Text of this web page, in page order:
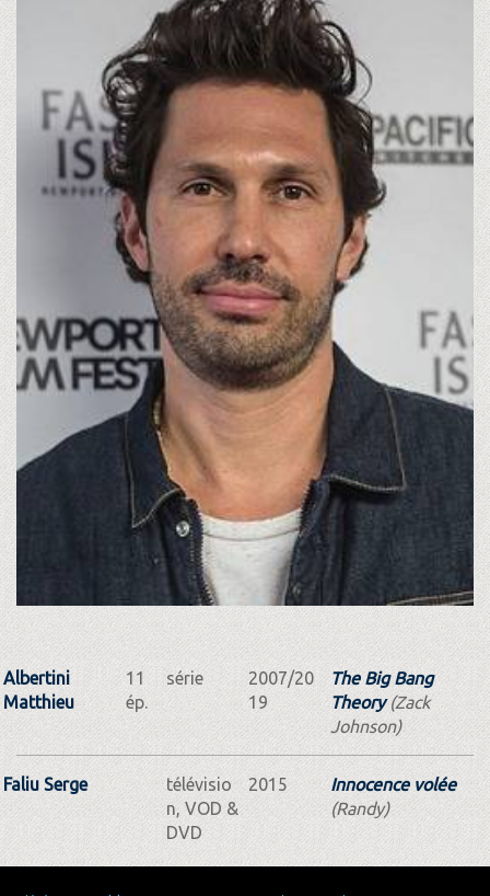
Albertini
Matthieu
11
ép.
série
2007/20
19
The Big Bang
Theory(Zack
Johnson)
Faliu Serge
télévisio
n, VOD &
DVD
2015
Innocence volée
(Randy)